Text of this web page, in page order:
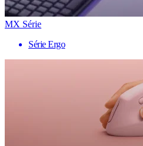
MX Série
Série Ergo